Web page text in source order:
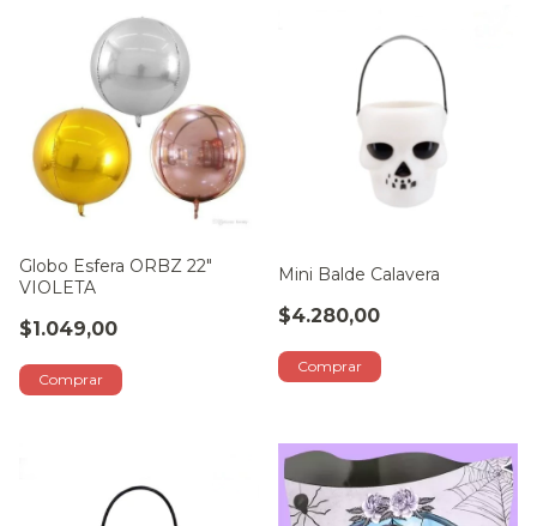
Globo Esfera ORBZ 22"
VIOLETA
$1.049,00
Mini Balde Calavera
$4.280,00